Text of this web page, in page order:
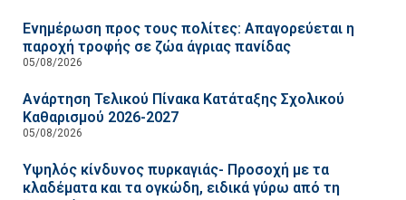
Ενημέρωση προς τους πολίτες: Απαγορεύεται η
παροχή τροφής σε ζώα άγριας πανίδας
05/08/2026
Ανάρτηση Τελικού Πίνακα Κατάταξης Σχολικού
Καθαρισμού 2026-2027
05/08/2026
Υψηλός κίνδυνος πυρκαγιάς- Προσοχή με τα
κλαδέματα και τα ογκώδη, ειδικά γύρω από τη